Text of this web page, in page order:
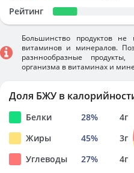
Рейтинг
Большинство продуктов
витаминов и минералов.
разннообразные
организма в витаминах и
Доля БЖУ в
Белки 28% 4г
Жиры
45% 3г
Углеводы
27% 4г